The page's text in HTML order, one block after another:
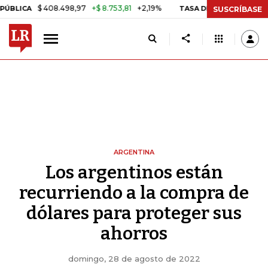
$ 408.498,97 +$ 8.753,81 +2,19% TASA DE USURA CRÉDITOSUSCRÍBASE
ARGENTINA
Los argentinos están
recurriendo a la compra de
dólares para proteger sus
ahorros
domingo, 28 de agosto de 2022